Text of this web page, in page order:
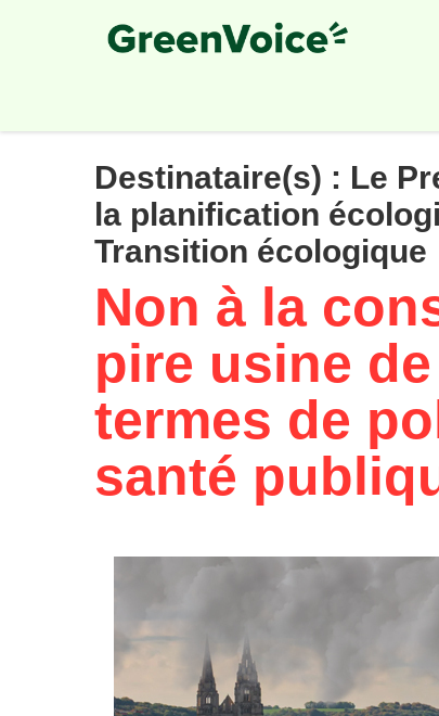
Destinataire(s) : Le
la planification
Transition écologique
Non à la
pire usine
termes de
santé